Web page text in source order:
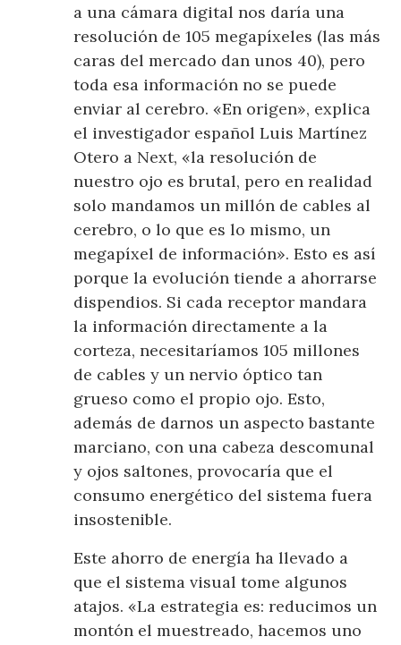
a una cámara digital nos daría una
resolución de 105 megapíxeles (las más
caras del mercado dan unos 40), pero
toda esa información no se puede
enviar al cerebro. «En origen», explica
el investigador español Luis Martínez
Otero a Next, «la resolución de
nuestro ojo es brutal, pero en realidad
solo mandamos un millón de cables al
cerebro, o lo que es lo mismo, un
megapíxel de información». Esto es así
porque la evolución tiende a ahorrarse
dispendios. Si cada receptor mandara
la información directamente a la
corteza, necesitaríamos 105 millones
de cables y un nervio óptico tan
grueso como el propio ojo. Esto,
además de darnos un aspecto bastante
marciano, con una cabeza descomunal
y ojos saltones, provocaría que el
consumo energético del sistema fuera
insostenible.
Este ahorro de energía ha llevado a
que el sistema visual tome algunos
atajos. «La estrategia es: reducimos un
montón el muestreado, hacemos uno